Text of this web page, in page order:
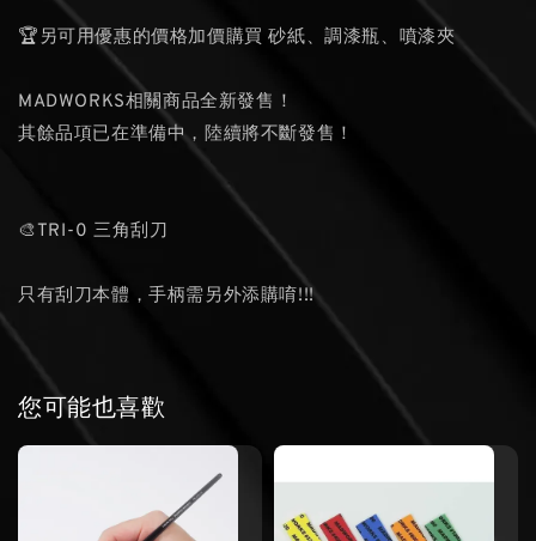
🏆另可用優惠的價格加價購買 砂紙、調漆瓶、噴漆夾
MADWORKS相關商品全新發售！
其餘品項已在準備中，陸續將不斷發售！
🎨TRI-0 三角刮刀
只有刮刀本體，手柄需另外添購唷!!!
您可能也喜歡